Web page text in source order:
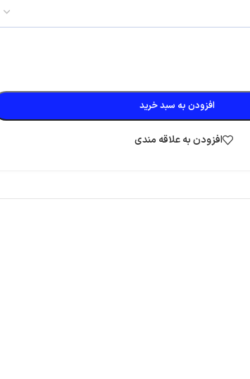
رایولز استارمیکر
افزودن به سبد خرید
افزودن به علاقه مندی